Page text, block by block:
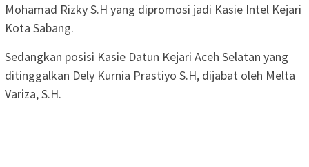
Mohamad Rizky S.H yang dipromosi jadi Kasie Intel Kejari
Kota Sabang.
Sedangkan posisi Kasie Datun Kejari Aceh Selatan yang
ditinggalkan Dely Kurnia Prastiyo S.H, dijabat oleh Melta
Variza, S.H.